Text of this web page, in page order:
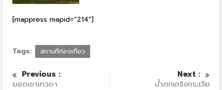
[mappress mapid=”214″]
Tags: สถานที่ท่องเที่ยว
Previous :
ยอดเขาเทวดา
Next :
น้ำตกเกริงกระเวีย